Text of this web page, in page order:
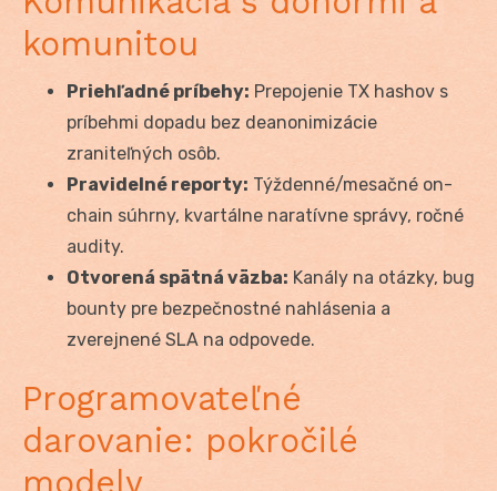
komunitou
Priehľadné príbehy: Prepojenie TX hashov s
príbehmi dopadu bez deanonimizácie
zraniteľných osôb.
Pravidelné reporty: Týždenné/mesačné on-
chain súhrny, kvartálne naratívne správy, ročné
audity.
Otvorená spätná väzba: Kanály na otázky, bug
bounty pre bezpečnostné nahlásenia a
zverejnené SLA na odpovede.
Programovateľné
darovanie: pokročilé
modely